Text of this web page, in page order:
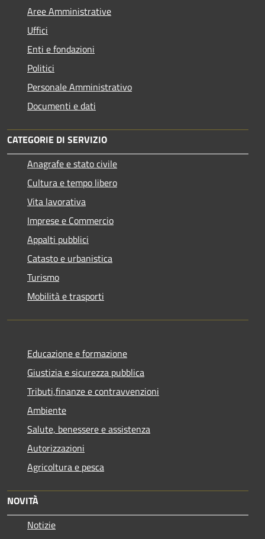
Aree Amministrative
Uffici
Enti e fondazioni
Politici
Personale Amministrativo
Documenti e dati
CATEGORIE DI SERVIZIO
Anagrafe e stato civile
Cultura e tempo libero
Vita lavorativa
Imprese e Commercio
Appalti pubblici
Catasto e urbanistica
Turismo
Mobilità e trasporti
Educazione e formazione
Giustizia e sicurezza pubblica
Tributi,finanze e contravvenzioni
Ambiente
Salute, benessere e assistenza
Autorizzazioni
Agricoltura e pesca
NOVITÀ
Notizie